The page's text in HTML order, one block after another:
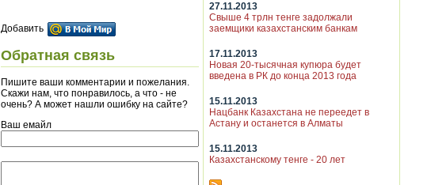
Добавить
Обратная связь
Пишите ваши комментарии и пожелания.
Скажи нам, что понравилось, а что - не
очень? А может нашли ошибку на сайте?
Ваш емайл
27.11.2013
Свыше 4 трлн тенге задолжали
заемщики казахстанским банкам
17.11.2013
Новая 20-тысячная купюра будет
введена в РК до конца 2013 года
15.11.2013
Нацбанк Казахстана не переедет в
Астану и останется в Алматы
15.11.2013
Казахстанскому тенге - 20 лет